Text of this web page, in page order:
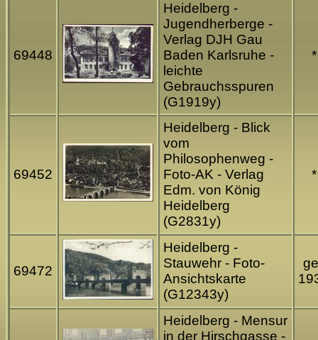
69448
Heidelberg -
Jugendherberge -
Verlag DJH Gau
Baden Karlsruhe -
leichte
Gebrauchsspuren
(G1919y)
*
69452
Heidelberg - Blick
vom
Philosophenweg -
Foto-AK - Verlag
Edm. von König
Heidelberg
(G2831y)
*
69472
Heidelberg -
Stauwehr - Foto-
Ansichtskarte
(G12343y)
Heidelberg - Mensur
in der Hirschgasse -